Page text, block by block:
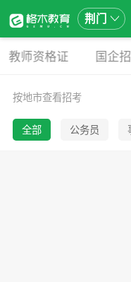
荆门
教师资格证 国企
按地市查看招考
全部 公务员